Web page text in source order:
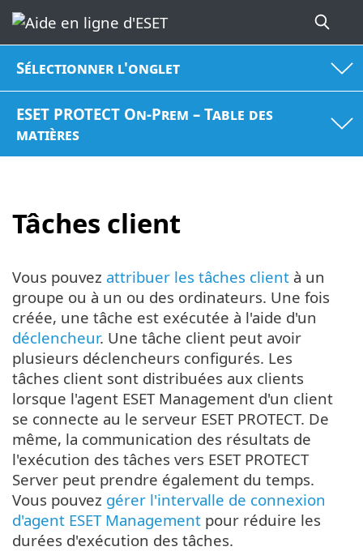
Sélectionner l'onglet
ESET PROTECT On-Prem – Table des
matières
Tâches client
Vous pouvez attribuer les tâches client à un
groupe ou à un ou des ordinateurs. Une fois
créée, une tâche est exécutée à l'aide d'un
déclencheur. Une tâche client peut avoir
plusieurs déclencheurs configurés. Les
tâches client sont distribuées aux clients
lorsque l'agent ESET Management d'un client
se connecte au le serveur ESET PROTECT. De
même, la communication des résultats de
l'exécution des tâches vers ESET PROTECT
Server peut prendre également du temps.
Vous pouvez gérer l'intervalle de connexion
d'agent ESET Management pour réduire les
durées d'exécution des tâches.